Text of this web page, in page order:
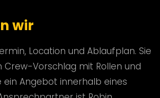
wir
Location und Ablaufplan. Sie
Crew-Vorschlag mit Rollen und
ein Angebot innerhalb eines